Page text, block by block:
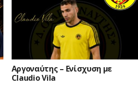
Αργοναύτης – Ενίσχυση με
Claudio Vila